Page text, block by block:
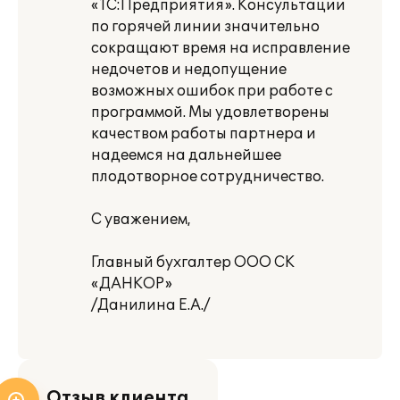
«1С:Предприятия». Консультации
по горячей линии значительно
сокращают время на исправление
недочетов и недопущение
возможных ошибок при работе с
программой. Мы удовлетворены
качеством работы партнера и
надеемся на дальнейшее
плодотворное сотрудничество.
С уважением,
Главный бухгалтер ООО СК
«ДАНКОР»
/Данилина Е.А./